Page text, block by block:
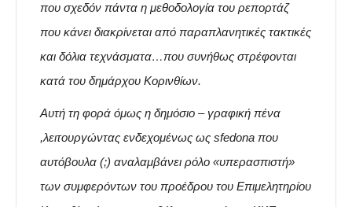
που σχεδόν πάντα η μεθοδολογία του ρεπορτάζ
που κάνει διακρίνεται από παραπλανητικές τακτικές
και δόλια τεχνάσματα…που συνήθως στρέφονται
κατά του δημάρχου Κορινθίων.
Αυτή τη φορά όμως η δημόσιο – γραφική πένα
,λειτουργώντας ενδεχομένως ως sfedona που
αυτόβουλα (;) αναλαμβάνει ρόλο «υπερασπιστή»
των συμφερόντων του προέδρου του Επιμελητηρίου